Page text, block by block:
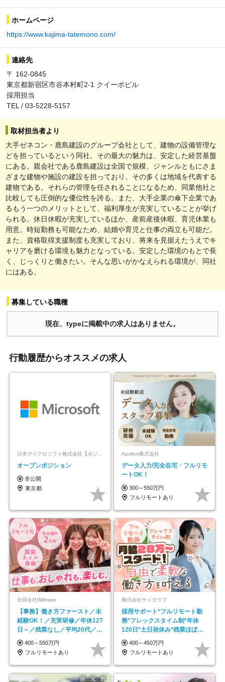
ホームページ
https://www.kajima-tatemono.com/
連絡先
〒 162-0845
東京都新宿区市谷本村町2-1 クイーポビル
採用担当
TEL / 03-5228-5157
取材担当者より
大手ゼネコン・鹿島建設のグループ会社として、建物の設備管理な
どを担っているという同社。その最大の魅力は、安定した経営基盤
にある。親会社である鹿島建設は全国で規模、ジャンルともにさま
ざまな建物や施設の建設を担っており、その多くは地域を代表する
建物である。それらの管理を任されることになるため、同業他社と
比較しても圧倒的な優位性を誇る。また、大手企業の傘下企業であ
るもう一つのメリットとして、福利厚生が充実していることが挙げ
られる。休日休暇が充実しているほか、産前産後休暇、育児休業も
用意。時短勤務も可能なため、結婚や育児と仕事の両立も可能だ。
また、資格取得支援制度も充実しており、将来を見据えたうえでキ
ャリアを磨ける環境も魅力となっている。安定した環境のもとで長
く、じっくりと働きたい。そんな思いがかなえられる環境が、同社
にはある。
募集している職種
現在、typeに掲載中の求人はありません。
行動履歴からオススメの求人
オープンポジション
非公開
東京都
Apollon株式会社
データ入力/完全在宅・フルリモ
ートOK！
300～550万円
フルリモートあり
合同会社Willmate
【事務】働き方ファースト／未
経験OK！／充実研修／年休127
日～／残業なし／平均20代／リ
モートOK
400～550万円
フルリモートあり
株式会社サイヨウブ
採用サポート*フルリモート勤
務*フレックスタイム制*年休
120日*土日祝休み*残業ほぼな
し*育児中社員8割以上
400～450万円
フルリモートあり